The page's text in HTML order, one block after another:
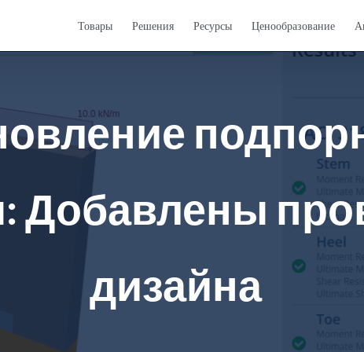
Товары Решения Ресурсы Ценообразование
Добавлены
дизайна